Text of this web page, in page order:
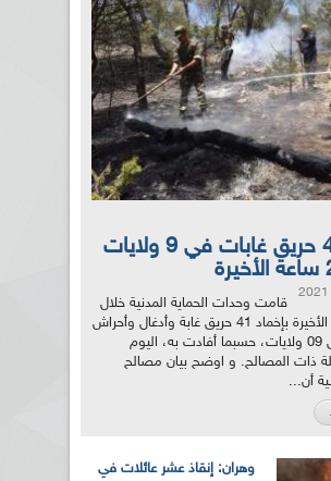
إخماد 41 حريق غابات في 9 ولايات
قامت وحدات الحماية المدنية خلال
ال 24 ساعة الأخيرة بإخماد 41 حريق غابة وأدغال وأحراش
على مستوى 09 ولايات، حسبما أفادت به، اليوم
ذات المصالح. و اوضح بيان مصالح
أن...
وهران: إنقاذ عشر عائلات في